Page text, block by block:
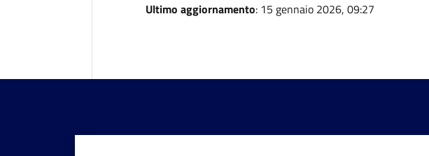
Ultimo aggiornamento: 15 gennaio 2026, 09:27